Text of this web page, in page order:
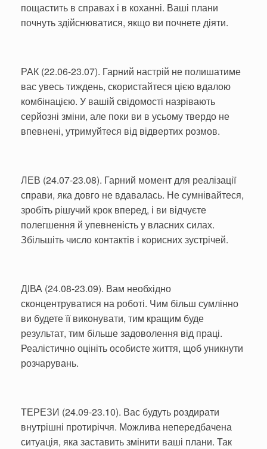
пощастить в справах і в коханні. Ваші плани
почнуть здійснюватися, якщо ви почнете діяти.
РАК (22.06-23.07). Гарний настрій не полишатиме
вас увесь тиждень, скористайтеся цією вдалою
комбінацією. У вашій свідомості назрівають
серйозні зміни, але поки ви в усьому твердо не
впевнені, утримуйтеся від відвертих розмов.
ЛЕВ (24.07-23.08). Гарний момент для реалізації
справи, яка довго не вдавалась. Не сумнівайтеся,
зробіть рішучий крок вперед, і ви відчуєте
полегшення й упевненість у власних силах.
Збільшіть число контактів і корисних зустрічей.
ДІВА (24.08-23.09). Вам необхідно
сконцентруватися на роботі. Чим більш сумлінно
ви будете її виконувати, тим кращим буде
результат, тим більше задоволення від праці.
Реалістично оцініть особисте життя, щоб уникнути
розчарувань.
ТЕРЕЗИ (24.09-23.10). Вас будуть роздирати
внутрішні протиріччя. Можлива непередбачена
ситуація, яка заставить змінити ваші плани. Так